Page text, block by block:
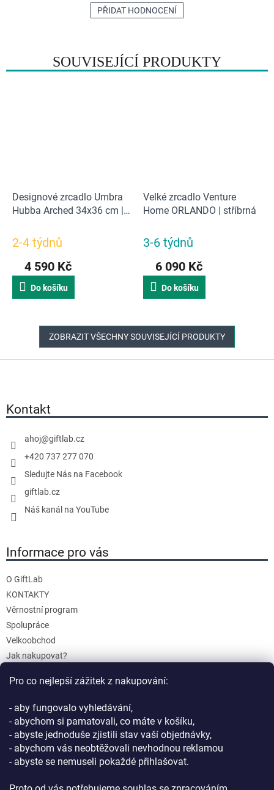
Pro co nejlepší zážitek z nakupování:
- aby fungovalo vyhledávání,
- abychom si pamatovali, co máte v košíku,
- abyste jednoduše zjistili stav vaší objednávky,
- abychom vás neobtěžovali nevhodnou reklamou
- abyste se nemuseli pokaždé přihlašovat.
SOUVISEJÍCÍ PRODUKTY
Designové zrcadlo Umbra
Hubba Arched 34x36 cm |
2-4 týdnů
4 590 Kč
Do košíku
Velké zrcadlo Venture
Home ORLANDO | stříbrná
3-6 týdnů
6 090 Kč
Do košíku
ZOBRAZIT VŠECHNY SOUVISEJÍCÍ PRODUKTY
PŘIDAT HODNOCENÍ
Kontakt
ahoj@giftlab.cz
+420 737 277 070
Sledujte Nás na Facebook
giftlab.cz
Náš kanál na YouTube
Informace pro vás
O GiftLab
KONTAKTY
Věrnostní program
Spolupráce
Velkoobchod
Jak nakupovat?
Reklamace a Vrácení
Podmínky ochrany osobních údajů